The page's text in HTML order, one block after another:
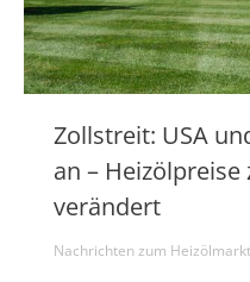
Zollstreit: USA
an –
verändert
Nachrichten zum Heizölmarkt